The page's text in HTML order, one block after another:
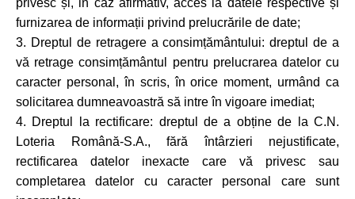
privesc și, in caz afirmativ, acces la datele respective și
furnizarea de informații privind prelucrările de date;
3. Dreptul de retragere a consimțământului: dreptul de a
vă retrage consimțământul pentru prelucrarea datelor cu
caracter personal, în scris, în orice moment, urmând ca
solicitarea dumneavoastră să intre în vigoare imediat;
4. Dreptul la rectificare: dreptul de a obține de la C.N.
Loteria Română-S.A., fără întârzieri nejustificate,
rectificarea datelor inexacte care vă privesc sau
completarea datelor cu caracter personal care sunt